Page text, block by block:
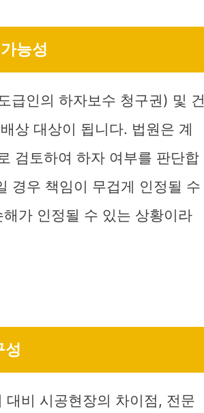
능성
급인의 하자보수 청구권) 및 건
상 대상이 됩니다. 법원은 계
검토하여 하자 여부를 판단합
경우 책임이 무겁게 인정될 수
가 인정될 수 있는 상황이라
성
비 시공현장의 차이점, 전문